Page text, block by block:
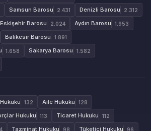
Samsun Barosu 2.431 Denizli Barosu 2.312
Eskişehir Barosu 2.024 Aydın Barosu 1.953
Balıkesir Barosu 1.891
1.658 Sakarya Barosu 1.582
132 Aile Hukuku 128
Hukuku 113 Ticaret Hukuku 112
Tazminat Hukuku 98 Tüketici Hukuku 96